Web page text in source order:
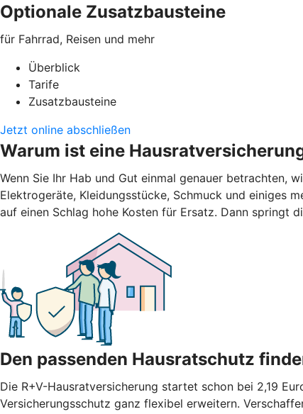
Optionale Zusatzbausteine
für Fahrrad, Reisen und mehr
Überblick
Tarife
Zusatzbausteine
Jetzt online abschließen
Warum ist eine
Wenn Sie Ihr Hab und Gut einmal genauer betrachten,
Elektrogeräte, Kleidungsstücke, Schmuck und einiges
auf einen Schlag hohe Kosten für Ersatz. Dann springt
Den passenden Hausratschutz
Die R+V-Hausratversicherung startet schon bei 2,19
Versicherungsschutz ganz flexibel erweitern.